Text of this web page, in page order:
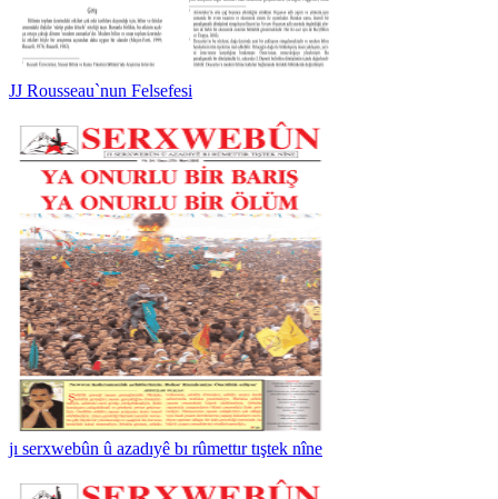
JJ Rousseau`nun Felsefesi
jı serxwebûn û azadıyê bı rûmettır tıştek nîne